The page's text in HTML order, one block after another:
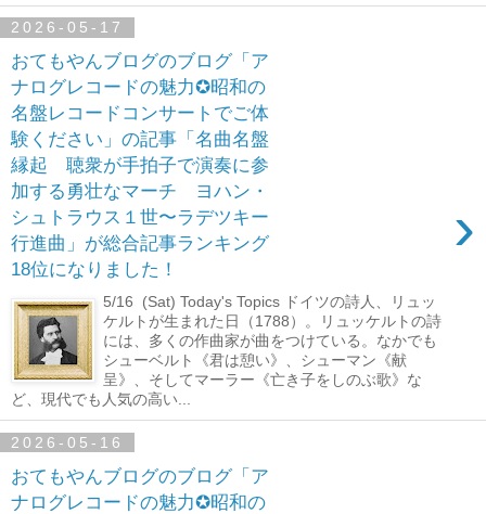
2026-05-17
おてもやんブログのブログ「ア
ナログレコードの魅力✪昭和の
名盤レコードコンサートでご体
験ください」の記事「名曲名盤
縁起 聴衆が手拍子で演奏に参
加する勇壮なマーチ ヨハン・
シュトラウス１世〜ラデツキー
行進曲」が総合記事ランキング
18位になりました！
›
5/16 (Sat) Today's Topics ドイツの詩人、リュッ
ケルトが生まれた日（1788）。リュッケルトの詩
には、多くの作曲家が曲をつけている。なかでも
シューベルト《君は憩い》、シューマン《献
呈》、そしてマーラー《亡き子をしのぶ歌》な
ど、現代でも人気の高い...
2026-05-16
おてもやんブログのブログ「ア
ナログレコードの魅力✪昭和の